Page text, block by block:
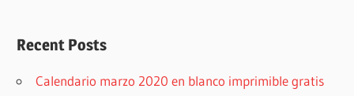
Recent Posts
Calendario marzo 2020 en blanco imprimible gratis